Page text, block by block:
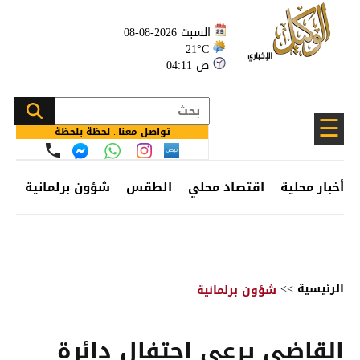
السبت 2026-08-08
21°C
04:11 ص
☰ تواصل معنا.. لحظة بلحظة
أخبار محلية اقتصاد محلي الطقس شؤون برلمانية
الرئيسية >> شؤون برلمانية
القاضي يرعى احتفال دائرة